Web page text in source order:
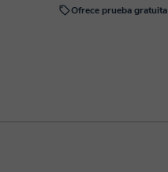
Ofrece prueba gratuita